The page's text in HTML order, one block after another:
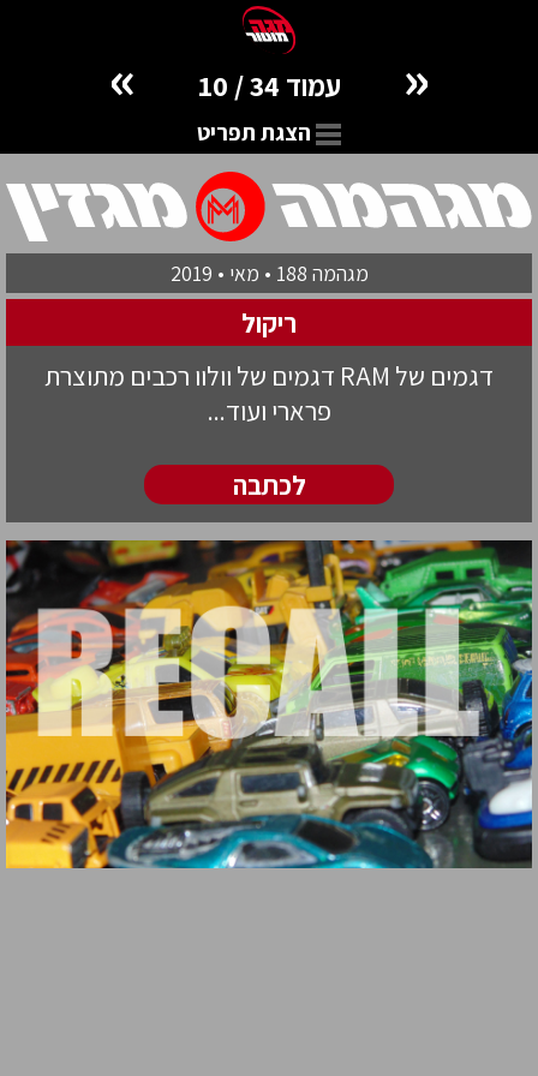
« עמוד 34 / 10 »
הצגת תפריט
מגהמה 188 • מאי • 2019
ריקול
דגמים של RAM דגמים של וולוו רכבים מתוצרת
פרארי ועוד...
לכתבה